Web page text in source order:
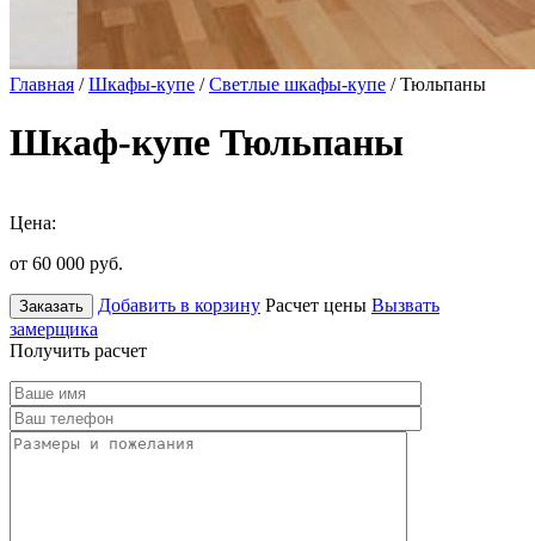
Главная /Шкафы-купе /Светлые шкафы-купе / Тюльпаны
Шкаф-купе Тюльпаны
Цена:
от 60 000 руб.
Заказать Добавить в корзину Расчет цены Вызвать
замерщика
Получить расчет